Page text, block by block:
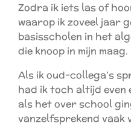
Zodra ik iets las of
waarop ik zoveel jaar
basisscholen in het
die knoop in mijn maag.
Als ik oud-collega's
had ik toch altijd even
als het over school
vanzelfsprekend vaak